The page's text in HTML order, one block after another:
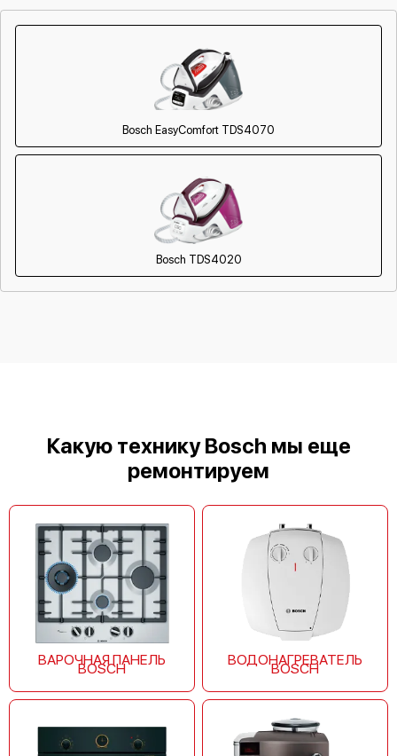
Bosch EasyComfort TDS4070
Bosch TDS4020
Какую технику Bosch мы еще
ремонтируем
ВАРОЧНАЯ ПАНЕЛЬ
BOSCH
ВОДОНАГРЕВАТЕЛЬ
BOSCH